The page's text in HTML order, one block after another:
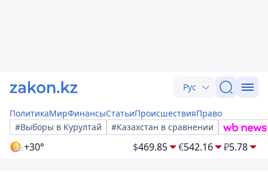
Рус
ПолитикаМирФинансыСтатьиПроисшествияПраво
#Выборы в Курултай
#Казахстан в сравнении
+30° $469.85 €542.16 ₽5.78